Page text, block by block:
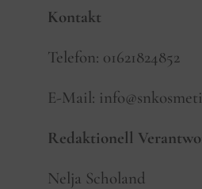
Kontakt
Telefon: 01621824852
E-Mail:
Redaktionell
Nelja Scholand